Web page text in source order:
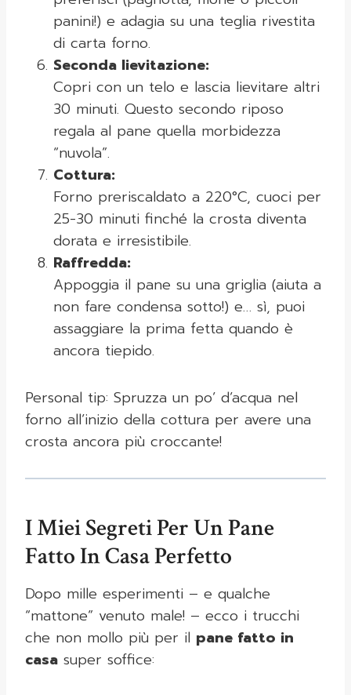
panini!) e adagia su una teglia rivestita
di carta forno.
Seconda lievitazione:
Copri con un telo e lascia lievitare altri
30 minuti. Questo secondo riposo
regala al pane quella morbidezza
“nuvola”.
Cottura:
Forno preriscaldato a 220°C, cuoci per
25-30 minuti finché la crosta diventa
dorata e irresistibile.
Raffredda:
Appoggia il pane su una griglia (aiuta a
non fare condensa sotto!) e… sì, puoi
assaggiare la prima fetta quando è
ancora tiepido.
Personal tip: Spruzza un po’ d’acqua nel
forno all’inizio della cottura per avere una
crosta ancora più croccante!
I Miei Segreti Per Un Pane
Fatto In Casa Perfetto
Dopo mille esperimenti – e qualche
“mattone” venuto male! – ecco i trucchi
che non mollo più per il pane fatto in
casa super soffice: